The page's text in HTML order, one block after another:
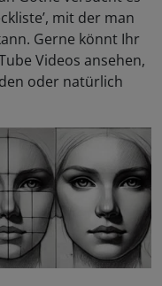
mit der man
Gerne könnt Ihr
Videos ansehen,
oder natürlich